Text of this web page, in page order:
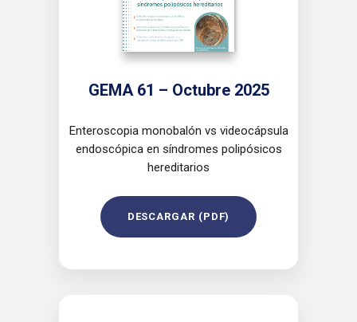
GEMA 61 – Octubre 2025
Enteroscopia monobalón vs videocápsula
endoscópica en síndromes polipósicos
hereditarios
DESCARGAR (PDF)